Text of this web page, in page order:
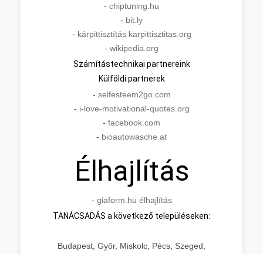
- chiptuning.hu
- bit.ly
- kárpittisztítás karpittisztitas.org
- wikipedia.org
Számítástechnikai partnereink
Külföldi partnerek
- selfesteem2go.com
- i-love-motivational-quotes.org
- facebook.com
- bioautowasche.at
Élhajlítás
- giaform.hu élhajlítás
TANÁCSADÁS a következő településeken:
Budapest, Győr, Miskolc, Pécs, Szeged,